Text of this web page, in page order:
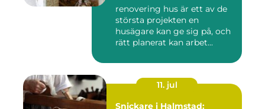
renovering hus är ett av de
största projekten en
husägare kan ge sig på, och
rätt planerat kan arbet...
11. jul
Snickare i Halmstad: